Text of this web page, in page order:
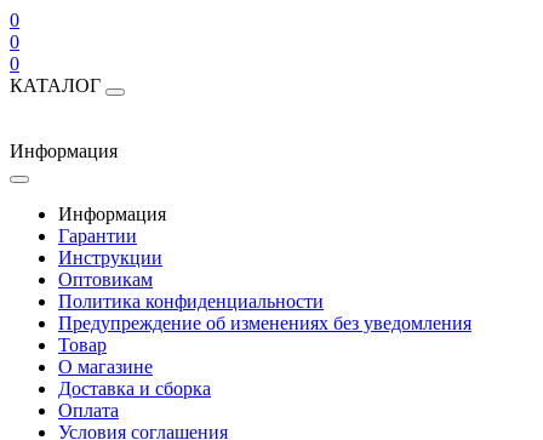
0
0
0
КАТАЛОГ
Информация
Информация
Гарантии
Инструкции
Оптовикам
Политика конфиденциальности
Предупреждение об изменениях без уведомления
Товар
О магазине
Доставка и сборка
Оплата
Условия соглашения